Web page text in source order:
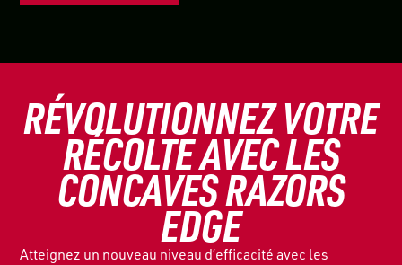
RÉVOLUTIONNEZ VOTRE
RÉCOLTEAVECLES
CONCAVES RAZORS
EDGE
Atteignez un nouveau niveau d’efficacité avec les